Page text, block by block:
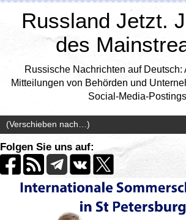
Russland Jetzt.
des
Russische Nachrichten auf Deutsch:
Mitteilungen von Behörden und
Social-Media-Postings
Folgen Sie uns auf: